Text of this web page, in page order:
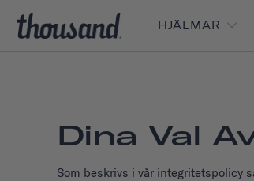
HJÄLMAR
Dina Val
Som beskrivs i vår integritetspolicy